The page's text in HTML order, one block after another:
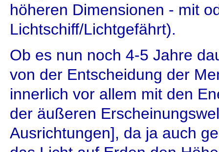
höheren Dimensionen - mit
Lichtschiff/Lichtgefährt).
Ob es nun noch 4-5 Jahre
von der Entscheidung der
innerlich vor allem mit den
der äußeren
Ausrichtungen], da ja auch